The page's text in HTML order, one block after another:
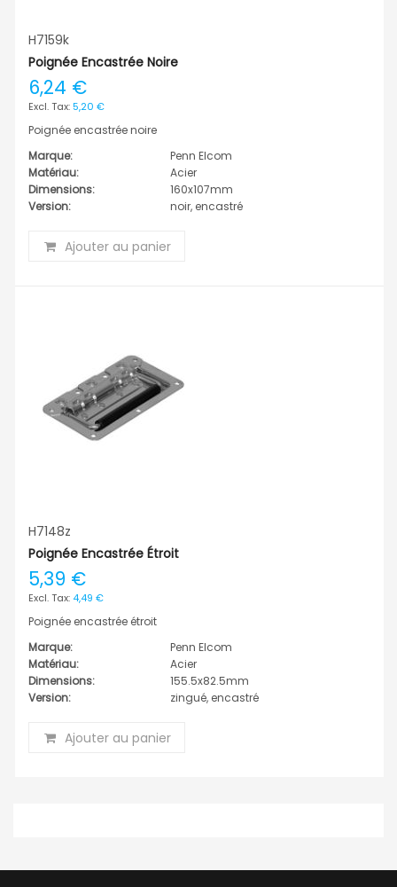
H7159k
Poignée Encastrée Noire
6,24 €
5,20 €
Poignée encastrée noire
Marque:
Penn Elcom
Matériau:
Acier
Dimensions:
160x107mm
Version:
noir, encastré
Ajouter au panier
H7148z
Poignée Encastrée Étroit
5,39 €
4,49 €
Poignée encastrée étroit
Marque:
Penn Elcom
Matériau:
Acier
Dimensions:
155.5x82.5mm
Version:
zingué, encastré
Ajouter au panier